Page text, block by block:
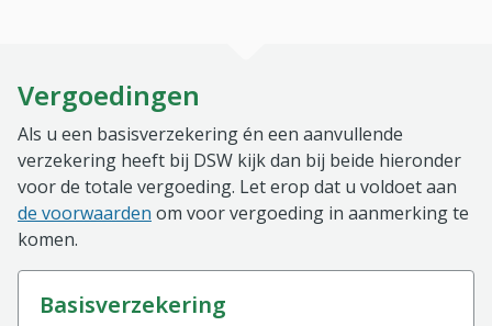
Vergoedingen
Als u een basisverzekering én een aanvullende
verzekering heeft bij DSW kijk dan bij beide hieronder
voor de totale vergoeding. Let erop dat u voldoet aan
de voorwaarden om voor vergoeding in aanmerking te
komen.
basisverzekering